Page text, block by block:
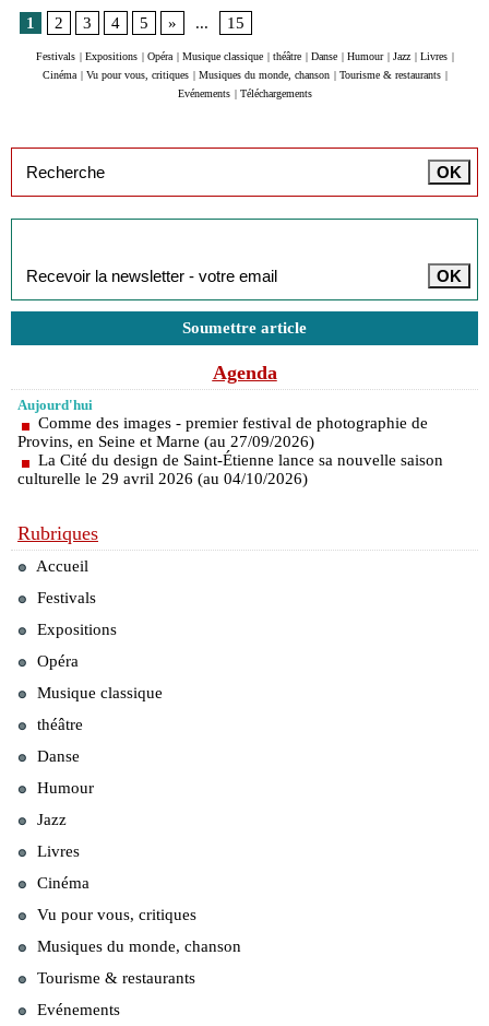
1
2 3 4 5 » ... 15
Festivals | Expositions | Opéra | Musique classique | théâtre | Danse | Humour | Jazz | Livres |
Cinéma | Vu pour vous, critiques | Musiques du monde, chanson | Tourisme & restaurants |
Evénements | Téléchargements
Soumettre article
Agenda
Aujourd'hui
Comme des images - premier festival de photographie de
Provins, en Seine et Marne (au 27/09/2026)
La Cité du design de Saint-Étienne lance sa nouvelle saison
culturelle le 29 avril 2026 (au 04/10/2026)
Rubriques
Accueil
Festivals
Expositions
Opéra
Musique classique
théâtre
Danse
Humour
Jazz
Livres
Cinéma
Vu pour vous, critiques
Musiques du monde, chanson
Tourisme & restaurants
Evénements